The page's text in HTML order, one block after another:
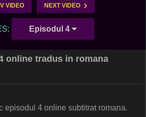
VIDEO NEXT VIDEO
Episodul 4
online tradus in romana
episodul 4 online subtitrat romana.